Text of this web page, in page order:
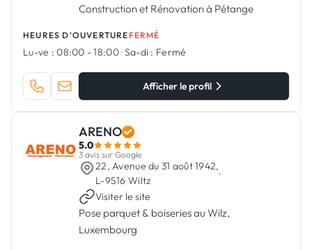
Construction et Rénovation à Pétange
HEURES D'OUVERTURE FERMÉ
Lu-ve : 08:00 - 18:00·Sa-di : Fermé
Afficher le profil
ARENO
5.0
3 avis sur Google
22, Avenue du 31 août 1942,
L-9516 Wiltz
·
Visiter le site
Pose parquet & boiseries au Wilz,
Luxembourg